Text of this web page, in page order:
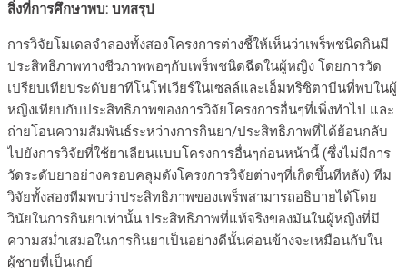
สิ่งที่การศึกษาพบ: บทสรุป
การวิจัยโมเดลจำลองทั้งสองโครงการต่างชี้ให้เห็นว่าเพร็พชนิดกินมี
ประสิทธิภาพทางชีวภาพพอๆกับเพร็พชนิดฉีดในผู้หญิง โดยการวัด
เปรียบเทียบระดับยาทีโนโฟเวียร์ในเซลล์และเอ็มทริซิตาบีนที่พบในผู้
หญิงเทียบกับประสิทธิภาพของการวิจัยโครงการอื่นๆที่เพิ่งทำไป และ
ถ่ายโอนความสัมพันธ์ระหว่างการกินยา/ประสิทธิภาพที่ได้ย้อนกลับ
ไปยังการวิจัยที่ใช้ยาเลียนแบบโครงการอื่นๆก่อนหน้านี้ (ซึ่งไม่มีการ
วัดระดับยาอย่างครอบคลุมดังโครงการวิจัยต่างๆที่เกิดขึ้นทีหลัง) ทีม
วิจัยทั้งสองทีมพบว่าประสิทธิภาพของเพร็พสามารถอธิบายได้โดย
วินัยในการกินยาเท่านั้น ประสิทธิภาพที่แท้จริงของมันในผู้หญิงที่มี
ความสม่ำเสมอในการกินยาเป็นอย่างดีนั้นค่อนข้างจะเหมือนกับใน
ผู้ชายที่เป็นเกย์